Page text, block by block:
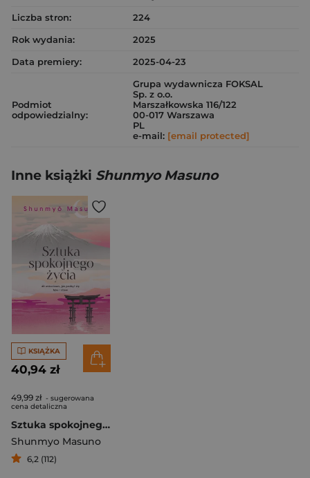
Liczba stron:
224
Rok wydania:
2025
Data premiery:
2025-04-23
Podmiot
odpowiedzialny:
Grupa wydawnicza FOKSAL
Sp. z o.o.
Marszałkowska 116/122
00-017 Warszawa
PL
e-mail: [email protected]
Inne książki Shunmyo Masuno
KSIĄŻKA
40,94 zł
49,99 zł - sugerowana
cena detaliczna
Sztuka spokojnego życia. 48 wskazówek, jak pozbyć się lęku i obaw
Shunmyo Masuno
6,2 (112)